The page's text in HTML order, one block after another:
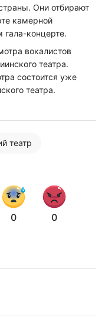
Они отбирают
камерной
гала-концерте.
вокалистов
театра.
состоится уже
театра.
театр
0 0